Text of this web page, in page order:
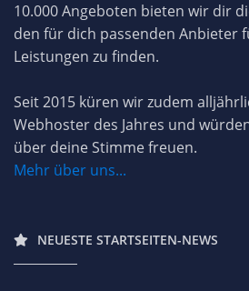
10.000 Angeboten bieten wir dir
den für dich passenden Anbieter
Leistungen zu finden.
Seit 2015 küren wir zudem
Webhoster des Jahres und
über deine Stimme freuen.
Mehr über uns...
NEUESTE STARTSEITEN-NEWS